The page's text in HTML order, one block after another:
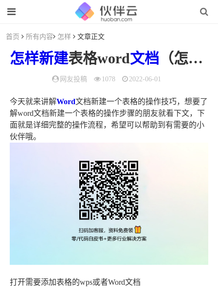
首页 所有内容 怎样 文章正文
怎样新建表格word文档 （怎么新建表格word文档）
网友投稿 1078 2022-06-01
今天就来讲解Word文档新建一个表格的操作技巧，想要了
解word文档新建一个表格的操作步骤的朋友就看下文，下
面就是详细完整的操作流程，希望可以帮助到有需要的小
伙伴哦。
打开需要添加表格的wps或者Word文档